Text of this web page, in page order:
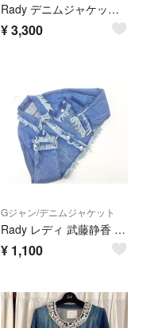
Rady デニムジャケット ビジューボタン Gジャン
¥3,300
Gジャン/デニムジャケット
Rady レディ 武藤静香 ビジューボタン カットオフ Gジャン デニム ジャケット sizeM/青 ■◇ レディース
¥ 1,100